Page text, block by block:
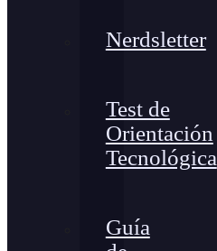
Nerdsletter
Test de
Orientación
Tecnológica
Guía